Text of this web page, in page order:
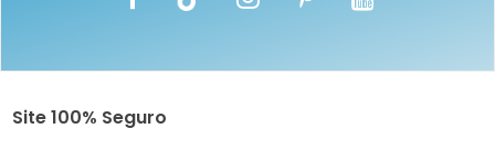
Site 100% Seguro